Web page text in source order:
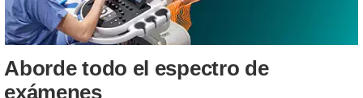
Aborde todo el espectro de
exámenes